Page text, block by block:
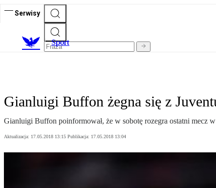
Serwisy
Sport
Gianluigi Buffon żegna się z
Gianluigi Buffon poinformował, że w sobotę rozegra ostatni mecz
Aktualizacja: 17.05.2018 13:15 Publikacja: 17.05.2018 13:04